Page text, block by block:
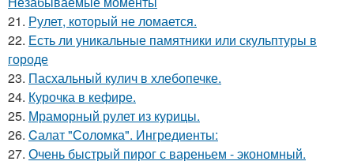
21. Рулет, который не ломается.
22. Есть ли уникальные памятники или скульптуры в
городе
23. Пасхальный кулич в хлебопечке.
24. Курочка в кефире.
25. Мраморный рулет из курицы.
26. Cалат "Соломка". Ингредиенты:
27. Очень быстрый пирог с вареньем - экономный.